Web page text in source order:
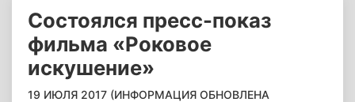
Состоялся пресс-показ
фильма «Роковое
искушение»
19 ИЮЛЯ 2017 (ИНФОРМАЦИЯ ОБНОВЛЕНА